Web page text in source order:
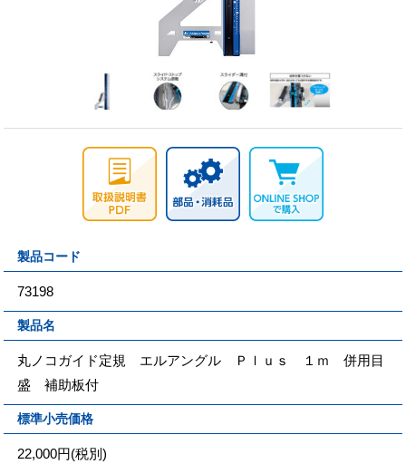
製品コード
73198
製品名
丸ノコガイド定規 エルアングル Ｐｌｕｓ １ｍ 併用目
盛 補助板付
標準小売価格
22,000円(税別)